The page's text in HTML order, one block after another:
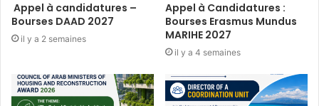
Appel à candidatures –
Bourses DAAD 2027
il y a 2 semaines
Appel à Candidatures :
Bourses Erasmus Mundus
MARIHE 2027
il y a 4 semaines